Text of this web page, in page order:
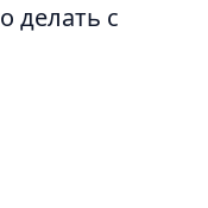
делать с